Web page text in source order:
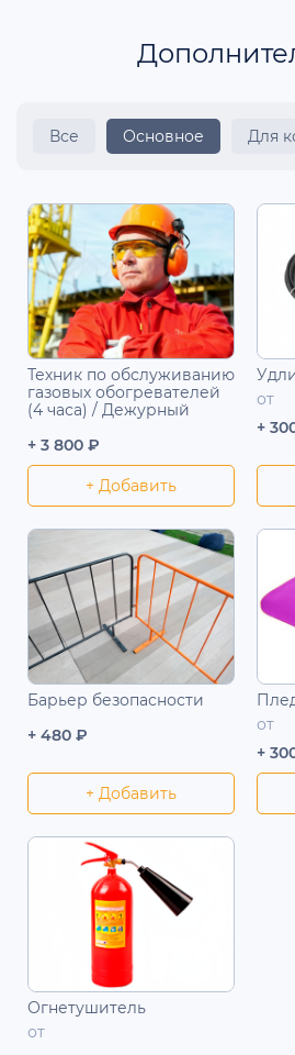
Все Основное Для
Техник по обслуживанию
газовых обогревателей
(4 часа) / Дежурный
+ 3 800 ₽
+ Добавить
от
+
Барьер безопасности
+ 480 ₽
+ Добавить
от
+
Огнетушитель
от